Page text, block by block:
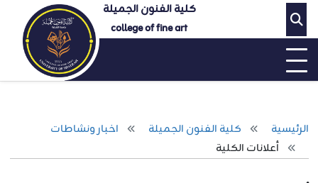
كلية الفنون الجميلة
college of fine art
الرئيسية كلية الفنون الجميلة
اخبار ونشاطات
أعلانات الكلية